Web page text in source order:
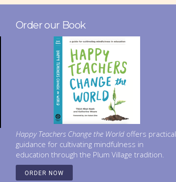
Order our Book
Happy Teachers Change the World offers practical
guidance for cultivating mindfulness in
education through the Plum Village tradition.
ORDER NOW